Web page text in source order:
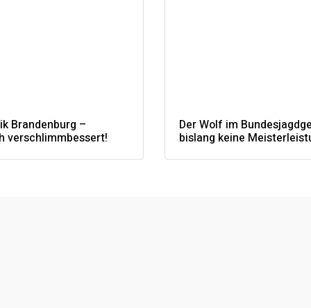
Brandenburg –
verschlimmbessert!
Der Wolf im
bislang keine